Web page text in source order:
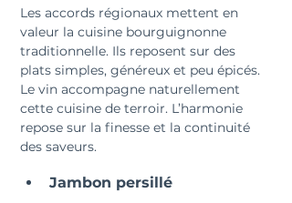
Les accords régionaux mettent en
valeur la cuisine bourguignonne
traditionnelle. Ils reposent sur des
plats simples, généreux et peu épicés.
Le vin accompagne naturellement
cette cuisine de terroir. L’harmonie
repose sur la finesse et la continuité
des saveurs.
Jambon persillé